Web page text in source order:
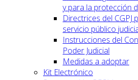
y para la protección
Directrices del CGPJ
servicio público
Instrucciones del
Poder Judicial
Medidas a adoptar
Kit Electrónico